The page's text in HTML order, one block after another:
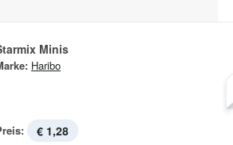
Minis
Haribo
€ 1,28